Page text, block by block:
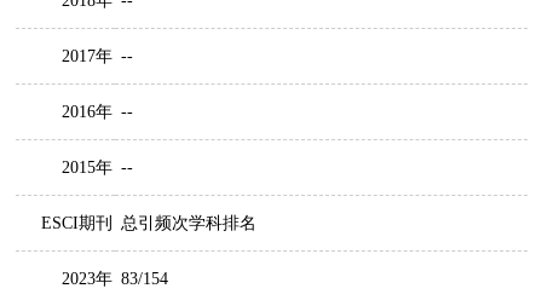
2017年 --
2016年 --
2015年 --
ESCI期刊 总引频次学科排名
2023年 83/154